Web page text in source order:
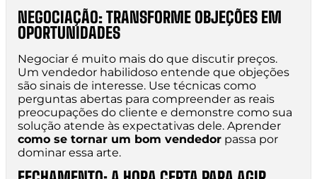
NEGOCIAÇÃO: TRANSFORME OBJEÇÕES EM
OPORTUNIDADES
Negociar é muito mais do que discutir preços.
Um vendedor habilidoso entende que objeções
são sinais de interesse. Use técnicas como
perguntas abertas para compreender as reais
preocupações do cliente e demonstre como sua
solução atende às expectativas dele. Aprender
como se tornar um bom vendedor passa por
dominar essa arte.